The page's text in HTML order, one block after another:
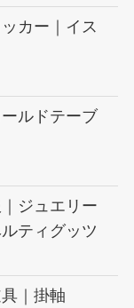
カー｜イス
ルドテーブ
ジュエリー
ティグッツ
｜掛軸